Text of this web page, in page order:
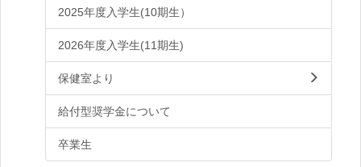
2025年度入学生(10期生）
2026年度入学生(11期生)
保健室より
給付型奨学金について
卒業生